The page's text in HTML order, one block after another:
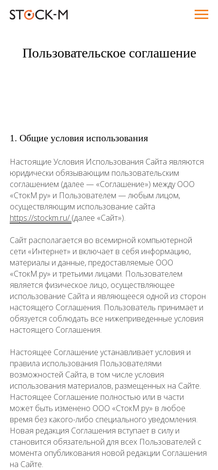
Пользовательское соглашение
1. Общие условия использования
Настоящие Условия Использования Сайта являются
юридически обязывающим пользовательским
соглашением (далее — «Соглашение») между ООО
«СтокМ.ру» и Пользователем — любым лицом,
осуществляющим использование сайта
https://stockm.ru/ (далее «Сайт»).
Сайт располагается во всемирной компьютерной
сети «Интернет» и включает в себя информацию,
материалы и данные, предоставляемые ООО
«СтокМ.ру» и третьими лицами. Пользователем
является физическое лицо, осуществляющее
использование Сайта и являющееся одной из сторон
настоящего Соглашения. Пользователь принимает и
обязуется соблюдать все нижеприведенные условия
настоящего Соглашения.
Настоящее Соглашение устанавливает условия и
правила использования Пользователями
возможностей Сайта, в том числе условия
использования материалов, размещенных на Сайте.
Настоящее Соглашение полностью или в части
может быть изменено ООО «СтокМ.ру» в любое
время без какого-либо специального уведомления.
Новая редакция Соглашения вступает в силу и
становится обязательной для всех Пользователей с
момента опубликования новой редакции Соглашения
на Сайте.